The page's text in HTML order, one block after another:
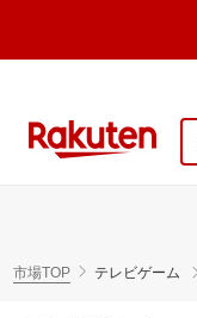
市場TOP テレビゲーム